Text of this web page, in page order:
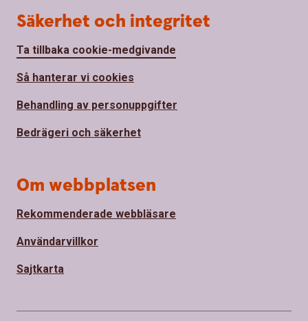
Säkerhet och integritet
Ta tillbaka cookie-medgivande
Så hanterar vi cookies
Behandling av personuppgifter
Bedrägeri och säkerhet
Om webbplatsen
Rekommenderade webbläsare
Användarvillkor
Sajtkarta